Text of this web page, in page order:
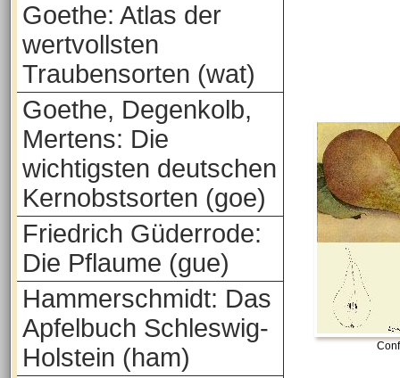
Goethe: Atlas der
wertvollsten
Traubensorten (wat)
Goethe, Degenkolb,
Mertens: Die
wichtigsten deutschen
Kernobstsorten (goe)
Friedrich Güderrode:
Die Pflaume (gue)
Hammerschmidt: Das
Apfelbuch Schleswig-
Holstein (ham)